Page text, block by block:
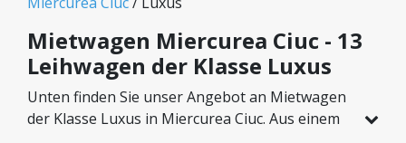
Mietwagen Miercurea Ciuc - 13
Leihwagen der Klasse Luxus
Unten finden Sie unser Angebot an Mietwagen
der Klasse Luxus in Miercurea Ciuc. Aus einem